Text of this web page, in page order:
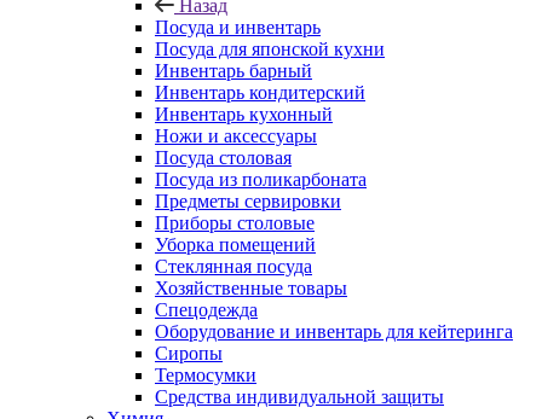
Назад
Посуда и инвентарь
Посуда для японской кухни
Инвентарь барный
Инвентарь кондитерский
Инвентарь кухонный
Ножи и аксессуары
Посуда столовая
Посуда из поликарбоната
Предметы сервировки
Приборы столовые
Уборка помещений
Стеклянная посуда
Хозяйственные товары
Спецодежда
Оборудование и инвентарь для кейтеринга
Сиропы
Термосумки
Средства индивидуальной защиты